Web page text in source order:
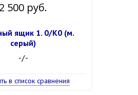
2 500 руб.
ящик 1. 0/К0 (м.
серый)
-/-
в список сравнения